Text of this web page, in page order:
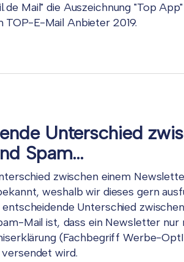
Mail" die Auszeichnung "Top
TOP-E-Mail Anbieter 2019.
Unterschied
Spam…
zwischen einem
weshalb wir dieses gern
Unterschied
Mail ist, dass ein Newsletter nur
(Fachbegriff Werbe-
wird.